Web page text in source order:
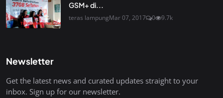
GSM+ di...
teras lampungMar 07, 2017 0 9.7k
Newsletter
Get the latest news and curated updates straight to your
inbox. Sign up for our newsletter.